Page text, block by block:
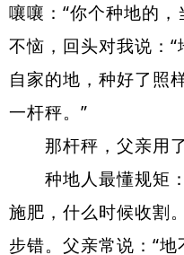
嚷嚷：“你个种地的
不恼，回头对我说：
自家的地，种好了照
一杆秤。”
那杆秤，父亲用了
种地人最懂规矩：
施肥，什么时候收割
步错。父亲常说：“